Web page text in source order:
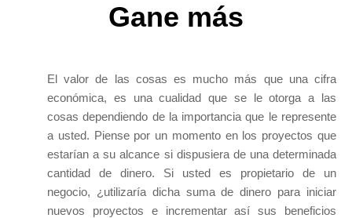
Gane más
El valor de las cosas es mucho más que una cifra
económica, es una cualidad que se le otorga a las
cosas dependiendo de la importancia que le represente
a usted. Piense por un momento en los proyectos que
estarían a su alcance si dispusiera de una determinada
cantidad de dinero. Si usted es propietario de un
negocio, ¿utilizaría dicha suma de dinero para iniciar
nuevos proyectos e incrementar así sus beneficios